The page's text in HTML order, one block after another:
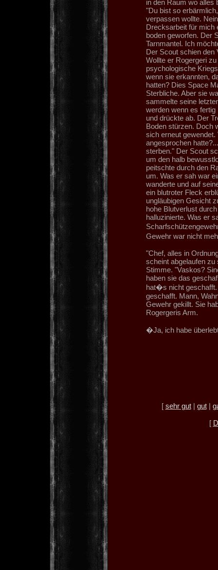
in den Raum wo alles
"Du bist so
verpassen wollte.
Drecksarbeit für mich
boden geworfen. Der
Tarnmantel. Ich
Der Scout schien den
Wollte er Rogergeri
psychologische
wenn sie erkannten,
hatten? Dies Space
Sterbliche. Aber sie
sammelte seine
werden wenn es
und drückte ab. Der
Boden stürzen. Doch
sich erneut
angesprochen
sterben." Der Scout
um den halb
peitschte durch den
um. Was er sah war
wanderte und auf
ein blutroter Fleck
ungläubigen Gesicht
hohe Blutverlust
halluzinierte. Was er
Gewehr war nicht
"Chef, alles in
scheint abgelaufen
Stimme. "Vaskos?
haben sie das
hat�s nicht geschafft.
geschafft. Mann,
Gewehr gekillt. Sie
Rogergeris Arm.
�Ja, ich habe
[ sehr gut| gut|
[